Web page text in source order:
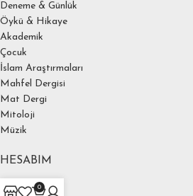
Deneme & Günlük
Öykü & Hikaye
Akademik
Çocuk
İslam Araştırmaları
Mahfel Dergisi
Mat Dergi
Mitoloji
Müzik
HESABIM
Hesabım0